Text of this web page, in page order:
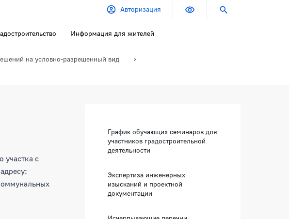
Авторизация
Информация для жителей
на условно-разрешенный вид
участка с
График обучающих семинаров для
участников градостроительной
деятельности
Экспертиза инженерных
изысканий и проектной
документации